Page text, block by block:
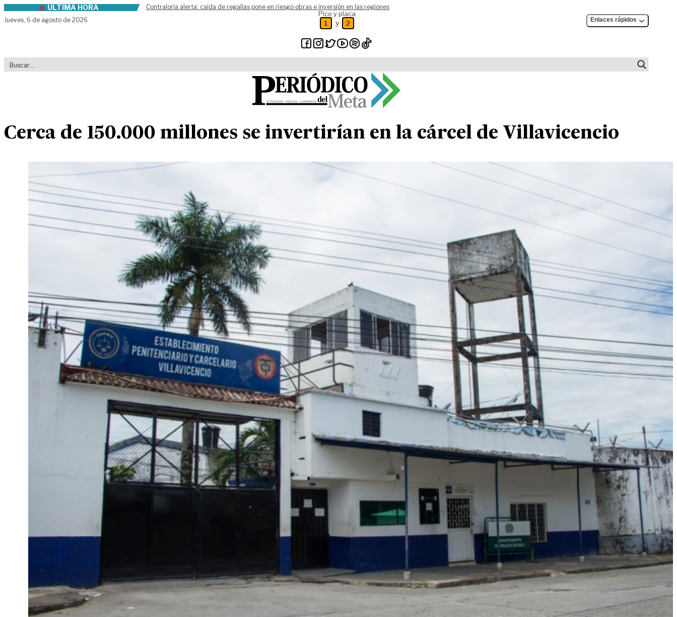
Skip to contentÚLTIMA HORA
Contraloría alerta: caída de regalías pone en riesgo obras e inversión en las regiones
Jueves, 6 de agosto de 2026
Pico y placa
1 y 2 Enlaces rápidos
Cerca de 150.000 millones se invertirían en la cárcel de Villavicencio